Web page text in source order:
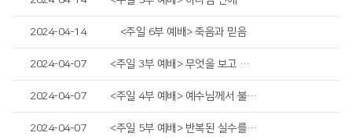
2024-04-14 <주일 6부 예배> 죽음과 믿음
2024-04-07 <주일 3부 예배> 무엇을 보고 있나요?
2024-04-07 <주일 4부 예배> 예수님께서 불쌍히 여기사
2024-04-07 <주일 5부 예배> 반복된 실수를 딛고 일어서는 두 가지 방법